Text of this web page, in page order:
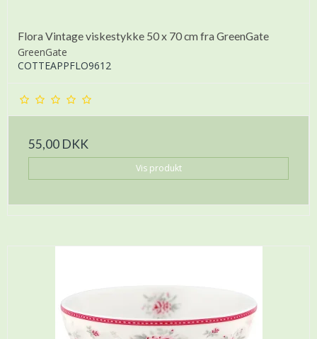
Flora Vintage viskestykke 50 x 70 cm fra GreenGate
GreenGate
COTTEAPPFLO9612
55,00 DKK
Vis produkt